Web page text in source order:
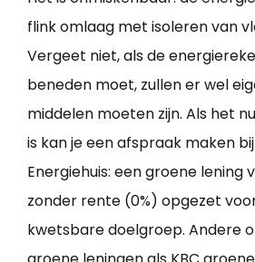
flink omlaag met isoleren van
Vergeet niet, als de
beneden moet, zullen er wel
middelen moeten zijn. Als het
is kan je een afspraak maken
Energiehuis: een groene lening
zonder rente (0%) opgezet
kwetsbare doelgroep. Andere